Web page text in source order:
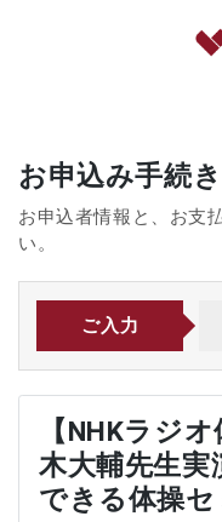
お申込み手続き
お申込者情報と、お支
い。
ご入力
【NHKラジ
木大輔先生
できる体操セ